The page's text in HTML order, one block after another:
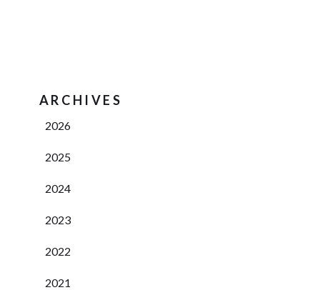
ARCHIVES
2026
2025
2024
2023
2022
2021